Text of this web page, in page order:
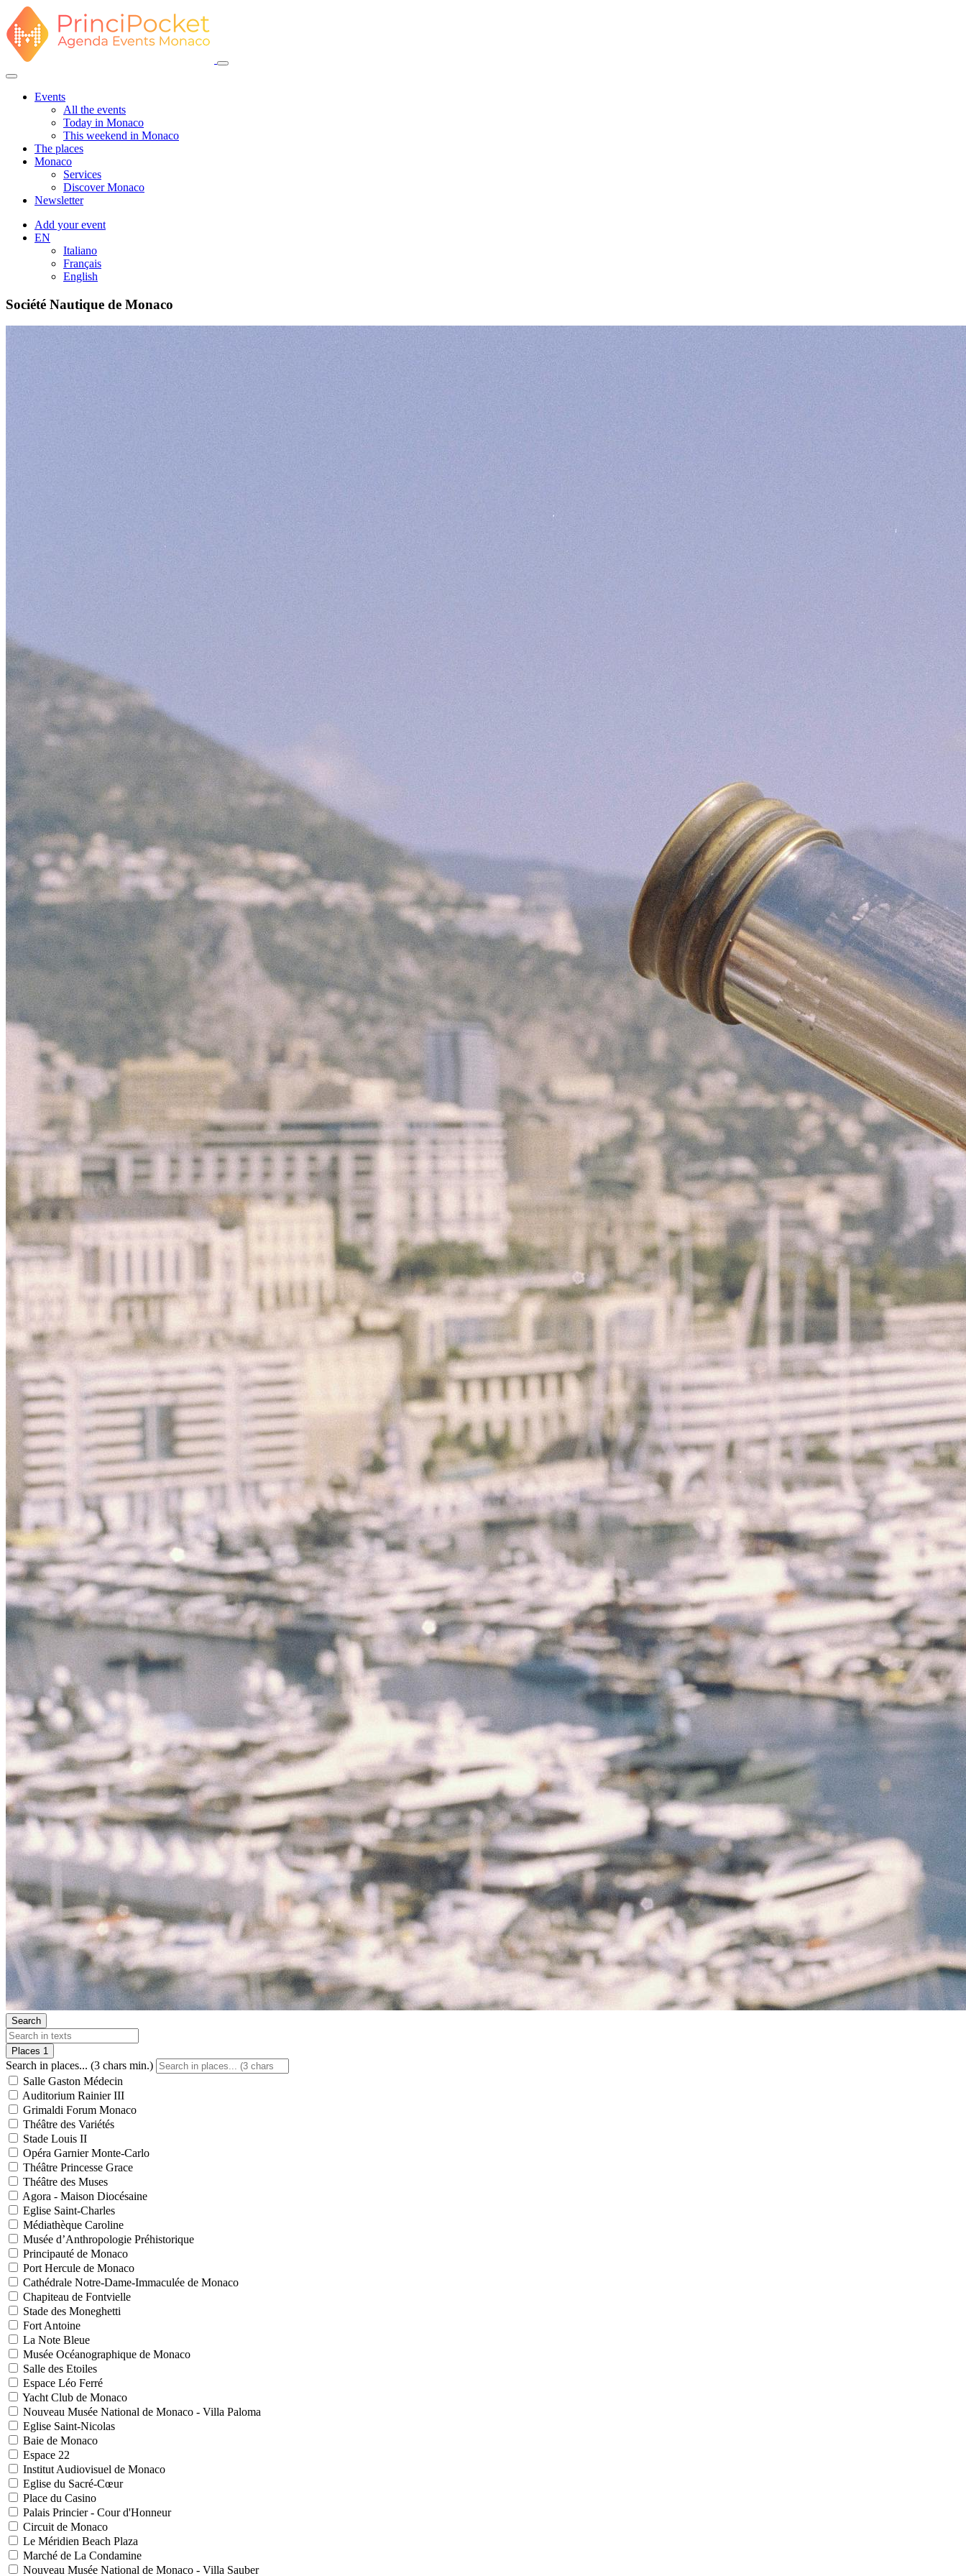
Events
All the events
Today in Monaco
This weekend in Monaco
The places
Monaco
Services
Discover Monaco
Newsletter
Add your event
EN
Italiano
Français
English
Société Nautique de Monaco
Search
Places 1
Search in places... (3 chars min.)
Salle Gaston Médecin
Auditorium Rainier III
Grimaldi Forum Monaco
Théâtre des Variétés
Stade Louis II
Opéra Garnier Monte-Carlo
Théâtre Princesse Grace
Théâtre des Muses
Agora - Maison Diocésaine
Eglise Saint-Charles
Médiathèque Caroline
Musée d’Anthropologie Préhistorique
Principauté de Monaco
Port Hercule de Monaco
Cathédrale Notre-Dame-Immaculée de Monaco
Chapiteau de Fontvielle
Stade des Moneghetti
Fort Antoine
La Note Bleue
Musée Océanographique de Monaco
Salle des Etoiles
Espace Léo Ferré
Yacht Club de Monaco
Nouveau Musée National de Monaco - Villa Paloma
Eglise Saint-Nicolas
Baie de Monaco
Espace 22
Institut Audiovisuel de Monaco
Eglise du Sacré-Cœur
Place du Casino
Palais Princier - Cour d'Honneur
Circuit de Monaco
Le Méridien Beach Plaza
Marché de La Condamine
Nouveau Musée National de Monaco - Villa Sauber